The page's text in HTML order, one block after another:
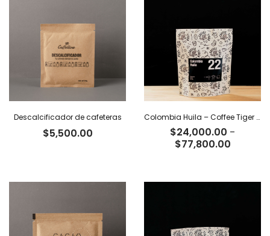
Descalcificador de cafeteras
$5,500.00
Colombia Huila – Coffee Tiger Co
$24,000.00 -
$77,800.00Rango
desde